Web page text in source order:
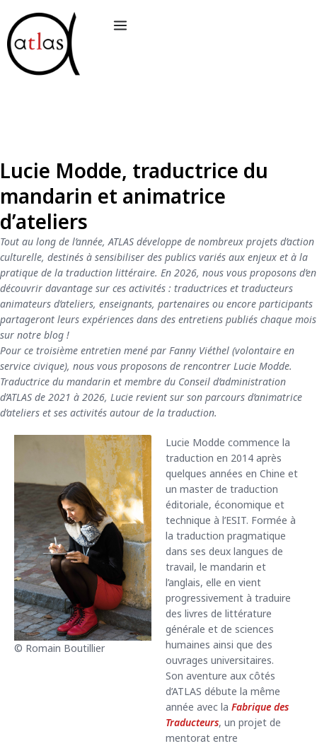
au
contenu
Lucie Modde, traductrice du
mandarin et animatrice
d’ateliers
Tout au long de l’année, ATLAS développe de nombreux projets d’action
culturelle, destinés à sensibiliser des publics variés aux enjeux et à la
pratique de la traduction littéraire. En 2026, nous vous proposons d’en
découvrir davantage sur ces activités : traductrices et traducteurs
animateurs d’ateliers, enseignants, partenaires ou encore participants
partageront leurs expériences dans des entretiens publiés chaque mois
sur notre blog !
Pour ce troisième entretien mené par Fanny Viéthel (volontaire en
service civique), nous vous proposons de rencontrer Lucie Modde.
Traductrice du mandarin et membre du Conseil d’administration
d’ATLAS de 2021 à 2026, Lucie revient sur son parcours d’animatrice
d’ateliers et ses activités autour de la traduction.
© Romain Boutillier
Lucie Modde commence la
traduction en 2014 après
quelques années en Chine et
un master de traduction
éditoriale, économique et
technique à l’ESIT. Formée à
la traduction pragmatique
dans ses deux langues de
travail, le mandarin et
l’anglais, elle en vient
progressivement à traduire
des livres de littérature
générale et de sciences
humaines ainsi que des
ouvrages universitaires.
Son aventure aux côtés
d’ATLAS débute la même
année avec la Fabrique des
Traducteurs, un projet de
mentorat entre